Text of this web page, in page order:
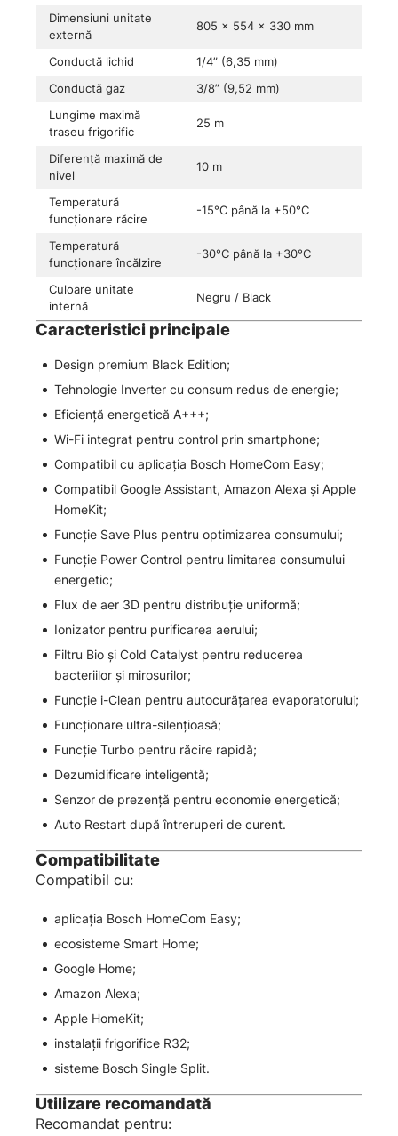
Dimensiuni unitate
externă
805 × 554 × 330 mm
Conductă lichid
1/4” (6,35 mm)
Conductă gaz
3/8” (9,52 mm)
Lungime maximă
traseu frigorific
25 m
Diferență maximă de
nivel
10 m
Temperatură
funcționare răcire
-15°C până la +50°C
Temperatură
funcționare încălzire
-30°C până la +30°C
Culoare unitate
internă
Negru / Black
Caracteristici principale
Design premium Black Edition;
Tehnologie Inverter cu consum redus de energie;
Eficiență energetică A+++;
Wi-Fi integrat pentru control prin smartphone;
Compatibil cu aplicația Bosch HomeCom Easy;
Compatibil Google Assistant, Amazon Alexa și Apple
HomeKit;
Funcție Save Plus pentru optimizarea consumului;
Funcție Power Control pentru limitarea consumului
energetic;
Flux de aer 3D pentru distribuție uniformă;
Ionizator pentru purificarea aerului;
Filtru Bio și Cold Catalyst pentru reducerea
bacteriilor și mirosurilor;
Funcție i-Clean pentru autocurățarea evaporatorului;
Funcționare ultra-silențioasă;
Funcție Turbo pentru răcire rapidă;
Dezumidificare inteligentă;
Senzor de prezență pentru economie energetică;
Auto Restart după întreruperi de curent.
Compatibilitate
Compatibil cu:
aplicația Bosch HomeCom Easy;
ecosisteme Smart Home;
Google Home;
Amazon Alexa;
Apple HomeKit;
instalații frigorifice R32;
sisteme Bosch Single Split.
Utilizare recomandată
Recomandat pentru: